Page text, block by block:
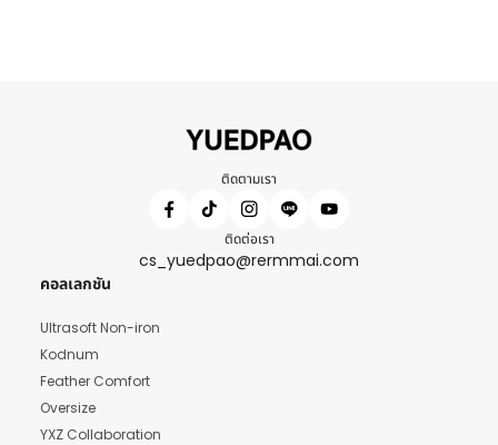
ติดตามเรา
ติดต่อเรา
cs_yuedpao@rermmai.com
คอลเลกชัน
Ultrasoft Non-iron
Kodnum
Feather Comfort
Oversize
YXZ Collaboration